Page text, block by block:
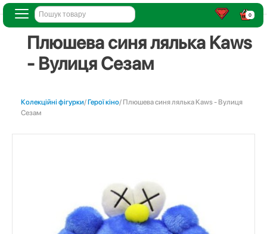
0
Плюшева синя лялька Kaws
- Вулиця Сезам
Колекційні фігурки/Герої кіно/ Плюшева синя лялька Kaws - Вулиця
Сезам